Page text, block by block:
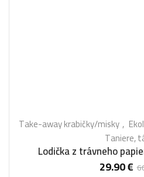
Take-away krabičky/misky
Taniere,
Lodička z trávneho
29.90€